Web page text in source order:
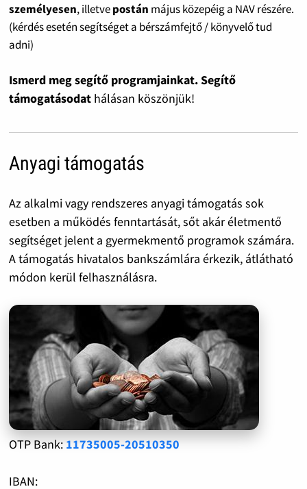
személyesen, illetvepostán május közepéig a NAV részére.
(kérdés esetén segítséget a bérszámfejtő / könyvelő tud
adni)
Ismerd meg segítő programjainkat. Segítő
támogatásodat hálásan köszönjük!
Anyagi támogatás
Az alkalmi vagy rendszeres anyagi támogatás sok
esetben a működés fenntartását, sőt akár életmentő
segítséget jelent a gyermekmentő programok számára.
A támogatás hivatalos bankszámlára érkezik, átlátható
módon kerül felhasználásra.
OTP Bank: 11735005-20510350
IBAN: